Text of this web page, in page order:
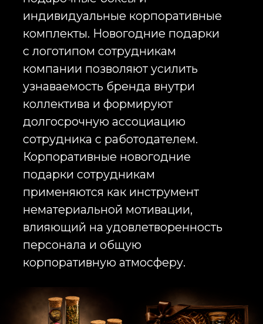
сотрудников и повышения их
вовлеченности в развитие
компании.
Новогодние подарки
сотрудникам с логотипом
компании также используются
для внешней коммуникации:
подарки партнерам, клиентам и
ключевым контактам. В этом
новогодние подарки
сотрудникам и партнерам
становятся инструментом
укрепления деловых связей и
повышения доверия к бренду.
Брендированные новогодние
подарки сотрудникам формируют
единый визуальный язык
компании и усиливают ее
присутствие в корпоративной
среде.
Новогодние подарки
сотрудникам оптом позволяют
компаниям оптимизировать